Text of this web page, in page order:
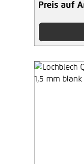
Preis auf